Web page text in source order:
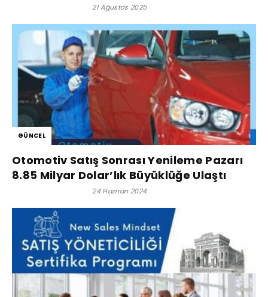
- 21 Ağustos 2025
GÜNCEL
Otomotiv Satış Sonrası Yenileme Pazarı
8.85 Milyar Dolar’lık Büyüklüğe Ulaştı
- 24 Haziran 2024